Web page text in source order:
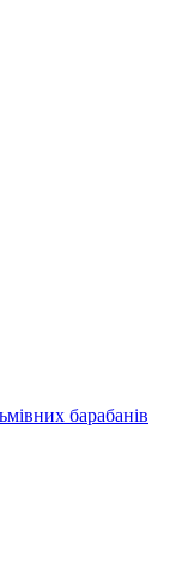
барабанів